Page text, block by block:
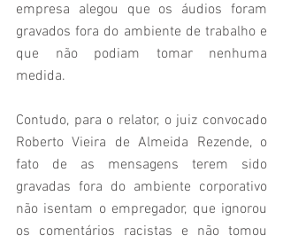
empresa alegou que os áudios foram
gravados fora do ambiente de trabalho e
que não podiam tomar nenhuma
medida.
Contudo, para o relator, o juiz convocado
Roberto Vieira de Almeida Rezende, o
fato de as mensagens terem sido
gravadas fora do ambiente corporativo
não isentam o empregador, que ignorou
os comentários racistas e não tomou